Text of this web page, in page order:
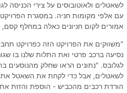
לשאטלים ולאוטובוסים על צירי הכניסה
עם אלפי מקומות חניה. במסגרת הפרויקט
אמורים לקום חניונים כאלה במחלף קסם,
"משווקים את הפרויקט הזה כפרויקט
נסיעה ברכב פרטי ואת התלות שלנו בו
לגלובס. "נתונים הראו שחלק מהנוסעים
לשאטלים, אבל כדי לקחת את השאטל
הורדת רכבים מהכביש - הוספת והזזת